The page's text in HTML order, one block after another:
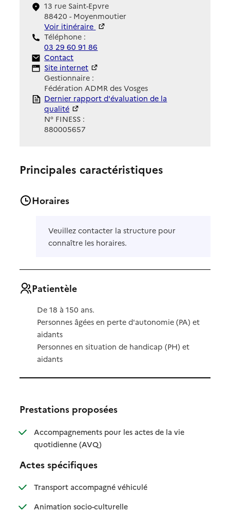
13 rue Saint-Epvre
88420 - Moyenmoutier
Voir itinéraire
Téléphone :
03 29 60 91 86
Contact
Contact
Site Internet
Site internet
Gestionnaire :
Fédération ADMR des Vosges
Rapport HAS
Dernier rapport d'évaluation de la
qualité
N° FINESS :
880005657
Principales caractéristiques
Horaires
Veuillez contacter la structure pour
connaître les horaires.
Patientèle
De 18 à 150 ans.
Personnes âgées en perte d'autonomie (PA) et
aidants
Personnes en situation de handicap (PH) et
aidants
Prestations proposées
Accompagnements pour les actes de la vie
quotidienne (AVQ): disponible
: non disponible
Actes spécifiques
Transport accompagné véhiculé: disponible
: non disponible
Animation socio-culturelle: disponible
: non disponible